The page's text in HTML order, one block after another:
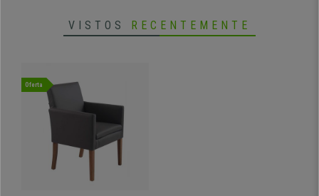
VISTOS RECENTEMENTE
Oferta